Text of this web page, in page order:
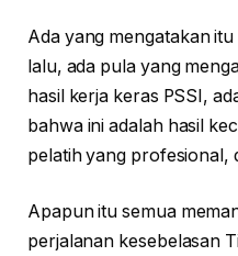
Ada yang mengatakan
lalu, ada pula yang
hasil kerja keras PSSI,
bahwa ini adalah hasil
pelatih yang profesional,
Apapun itu semua
perjalanan kesebelasan